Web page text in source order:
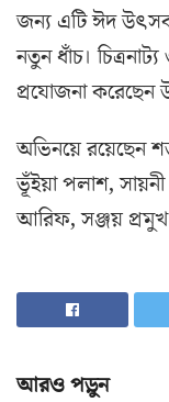
জন্য এটি ঈদ
নতুন ধাঁচ।
প্রযোজনা করেছেন
অভিনয়ে রয়েছেন
ভূঁইয়া পলাশ,
আরিফ, সঞ্জয়
আরও পড়ুন